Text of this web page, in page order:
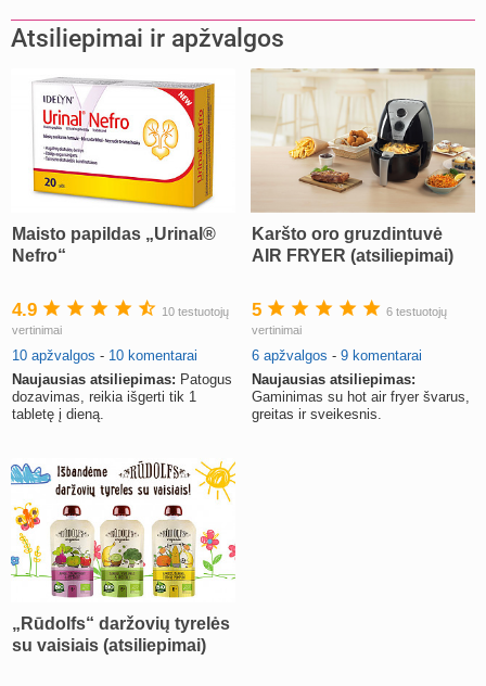
Atsiliepimai ir apžvalgos
Maisto papildas „Urinal®
Nefro“
4.9
10 testuotojų
vertinimai
10 apžvalgos - 10 komentarai
Naujausias atsiliepimas: Patogus
dozavimas, reikia išgerti tik 1
tabletę į dieną.
Karšto oro gruzdintuvė
AIR FRYER (atsiliepimai)
5
6 testuotojų
vertinimai
6 apžvalgos - 9 komentarai
Naujausias atsiliepimas:
Gaminimas su hot air fryer švarus,
greitas ir sveikesnis.
„Rūdolfs“ daržovių tyrelės
su vaisiais (atsiliepimai)